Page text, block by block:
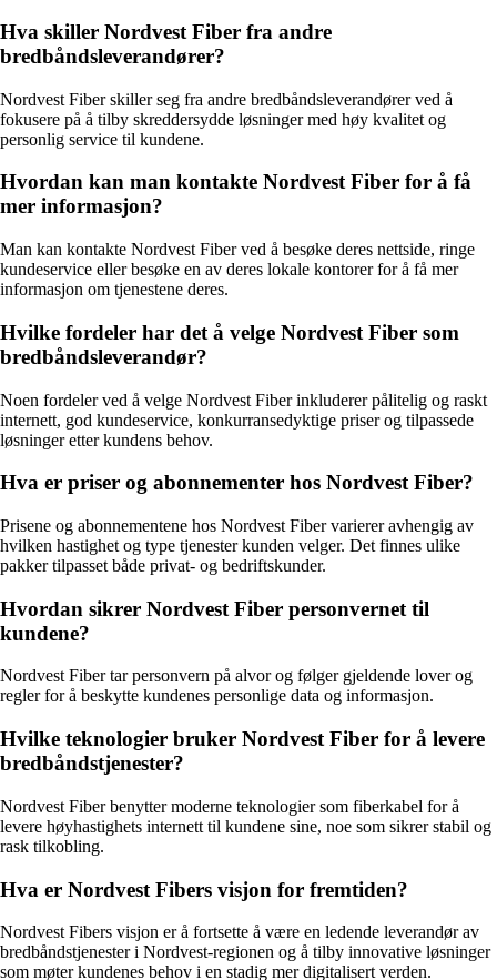
Hva skiller Nordvest Fiber fra andre
bredbåndsleverandører?
Nordvest Fiber skiller seg fra andre bredbåndsleverandører ved å
fokusere på å tilby skreddersydde løsninger med høy kvalitet og
personlig service til kundene.
Hvordan kan man kontakte Nordvest Fiber for å få
mer informasjon?
Man kan kontakte Nordvest Fiber ved å besøke deres nettside, ringe
kundeservice eller besøke en av deres lokale kontorer for å få mer
informasjon om tjenestene deres.
Hvilke fordeler har det å velge Nordvest Fiber som
bredbåndsleverandør?
Noen fordeler ved å velge Nordvest Fiber inkluderer pålitelig og raskt
internett, god kundeservice, konkurransedyktige priser og tilpassede
løsninger etter kundens behov.
Hva er priser og abonnementer hos Nordvest Fiber?
Prisene og abonnementene hos Nordvest Fiber varierer avhengig av
hvilken hastighet og type tjenester kunden velger. Det finnes ulike
pakker tilpasset både privat- og bedriftskunder.
Hvordan sikrer Nordvest Fiber personvernet til
kundene?
Nordvest Fiber tar personvern på alvor og følger gjeldende lover og
regler for å beskytte kundenes personlige data og informasjon.
Hvilke teknologier bruker Nordvest Fiber for å levere
bredbåndstjenester?
Nordvest Fiber benytter moderne teknologier som fiberkabel for å
levere høyhastighets internett til kundene sine, noe som sikrer stabil og
rask tilkobling.
Hva er Nordvest Fibers visjon for fremtiden?
Nordvest Fibers visjon er å fortsette å være en ledende leverandør av
bredbåndstjenester i Nordvest-regionen og å tilby innovative løsninger
som møter kundenes behov i en stadig mer digitalisert verden.